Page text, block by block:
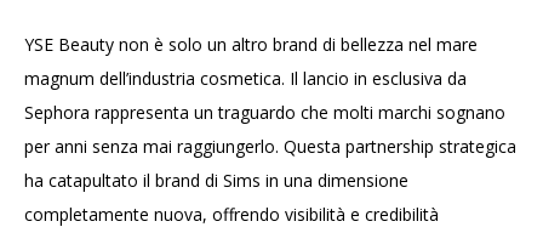
YSE Beauty non è solo un altro brand di bellezza nel mare
magnum dell’industria cosmetica. Il lancio in esclusiva da
Sephora rappresenta un traguardo che molti marchi sognano
per anni senza mai raggiungerlo. Questa partnership strategica
ha catapultato il brand di Sims in una dimensione
completamente nuova, offrendo visibilità e credibilità